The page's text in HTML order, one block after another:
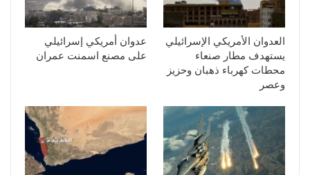
العدوان الأمريكي الإسرائيلي
يستهدف مطار صنعاء
محطات كهرباء ذهبان وحزيز
وعصر
عدوان أمريكي إسرائيلي
على مصنع اسمنت عمران